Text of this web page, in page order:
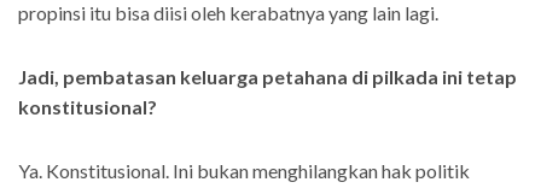
propinsi itu bisa diisi oleh kerabatnya yang lain lagi.
Jadi, pembatasan keluarga petahana di pilkada ini tetap
konstitusional?
Ya. Konstitusional. Ini bukan menghilangkan hak politik